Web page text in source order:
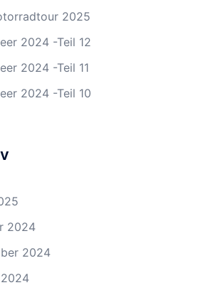
2025
2024 -Teil 12
2024 -Teil 11
2024 -Teil 10
2024
2024